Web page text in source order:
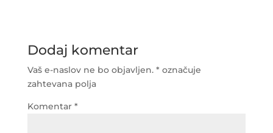
Dodaj komentar
Vaš e-naslov ne bo objavljen. * označuje
zahtevana polja
Komentar *